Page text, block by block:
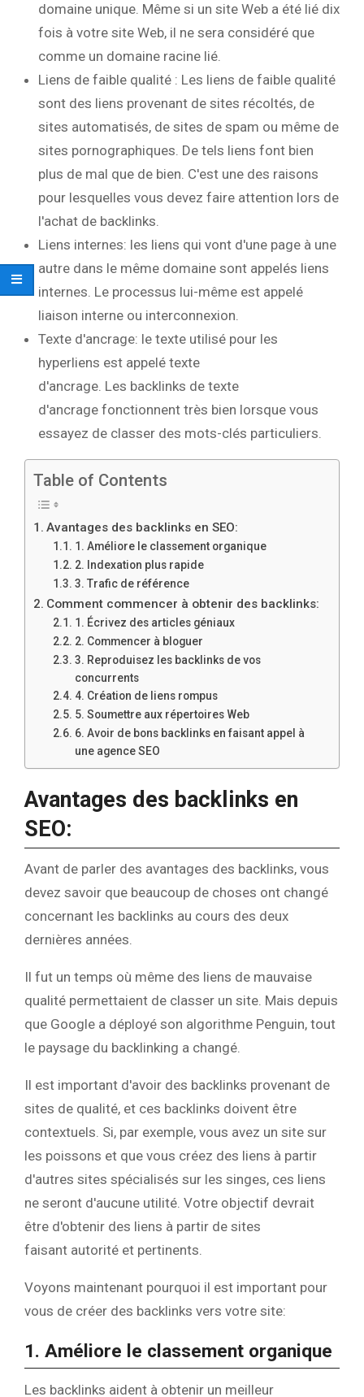
domaine unique. Même si un site Web a été lié dix
fois à votre site Web, il ne sera considéré que
comme un domaine racine lié.
Liens de faible qualité : Les liens de faible qualité
sont des liens provenant de sites récoltés, de
sites automatisés, de sites de spam ou même de
sites pornographiques. De tels liens font bien
plus de mal que de bien. C'est une des raisons
pour lesquelles vous devez faire attention lors de
l'achat de backlinks.
Liens internes: les liens qui vont d'une page à une
autre dans le même domaine sont appelés liens
internes. Le processus lui-même est appelé
liaison interne ou interconnexion.
Texte d'ancrage: le texte utilisé pour les
hyperliens est appelé texte
d'ancrage. Les backlinks de texte
d'ancrage fonctionnent très bien lorsque vous
essayez de classer des mots-clés particuliers.
Table of Contents
Avantages des backlinks en SEO:
1. Améliore le classement organique
2. Indexation plus rapide
3. Trafic de référence
Comment commencer à obtenir des backlinks:
1. Écrivez des articles géniaux
2. Commencer à bloguer
3. Reproduisez les backlinks de vos
concurrents
4. Création de liens rompus
5. Soumettre aux répertoires Web
6. Avoir de bons backlinks en faisant appel à
une agence SEO
Avantages des backlinks en
SEO:
Avant de parler des avantages des backlinks, vous
devez savoir que beaucoup de choses ont changé
concernant les backlinks au cours des deux
dernières années.
Il fut un temps où même des liens de mauvaise
qualité permettaient de classer un site. Mais depuis
que Google a déployé son algorithme Penguin, tout
le paysage du backlinking a changé.
Il est important d'avoir des backlinks provenant de
sites de qualité, et ces backlinks doivent être
contextuels. Si, par exemple, vous avez un site sur
les poissons et que vous créez des liens à partir
d'autres sites spécialisés sur les singes, ces liens
ne seront d'aucune utilité. Votre objectif devrait
être d'obtenir des liens à partir de sites
faisant autorité et pertinents.
Voyons maintenant pourquoi il est important pour
vous de créer des backlinks vers votre site:
1. Améliore le classement organique
Les backlinks aident à obtenir un meilleur